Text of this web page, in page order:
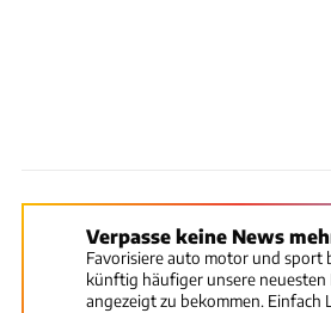
Verpasse keine News
Favorisiere auto motor und sport
künftig häufiger unsere neuesten
angezeigt zu bekommen. Einfach